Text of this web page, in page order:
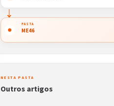
ME46
NESTA PASTA
Outros artigos